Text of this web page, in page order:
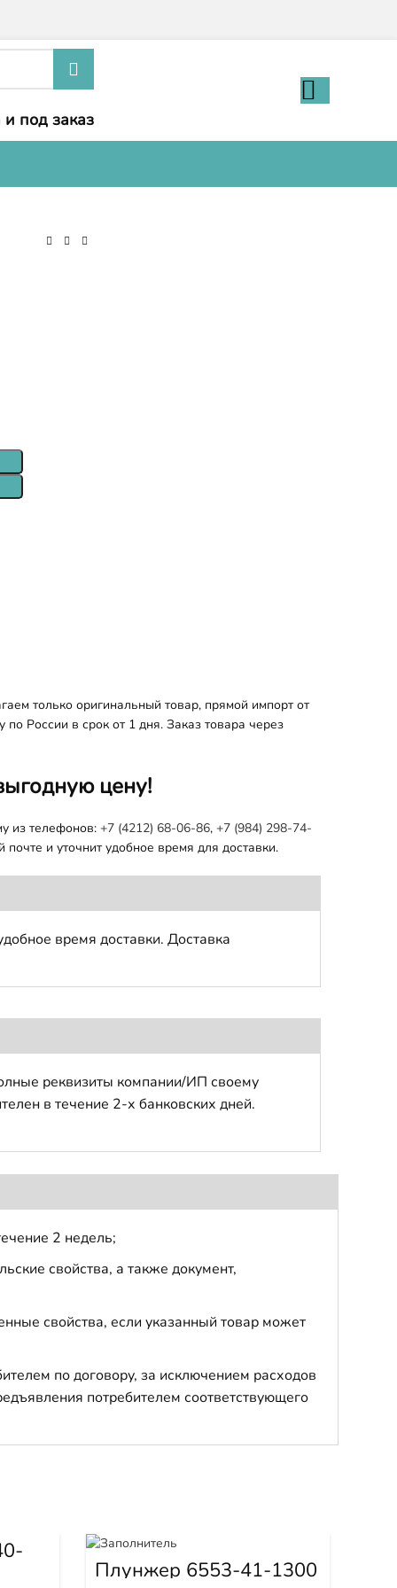
под заказ
только оригинальный товар, прямой импорт от
России в срок от 1 дня. Заказ товара через
цену!
из телефонов: +7 (4212) 68-06-86, +7 (984) 298-74-
и уточнит удобное время для доставки.
время доставки. Доставка
реквизиты компании/ИП своему
в течение 2-х банковских дней.
2 недель;
свойства, а также документ,
свойства, если указанный товар может
по договору, за исключением расходов
потребителем соответствующего
Плунжер 6553-41-1300